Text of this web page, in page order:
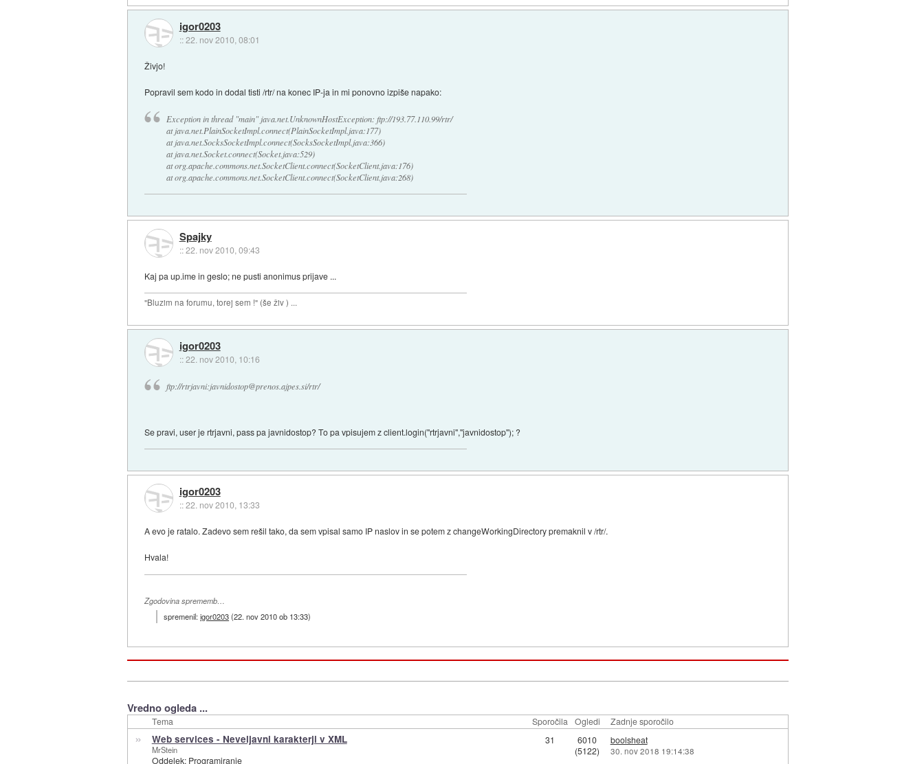
igor0203
::22. nov 2010, 08:01
Živjo!
Popravil sem kodo in dodal tisti /rtr/ na konec IP-ja in mi ponovno izpiše napako:
Exception in thread "main" java.net.UnknownHostException: ftp://193.77.110.99/rtr/
at java.net.PlainSocketImpl.connect(PlainSocketImpl.java:177)
at java.net.SocksSocketImpl.connect(SocksSocketImpl.java:366)
at java.net.Socket.connect(Socket.java:529)
at org.apache.commons.net.SocketClient.connect(SocketClient.java:176)
at org.apache.commons.net.SocketClient.connect(SocketClient.java:268)
Spajky
::22. nov 2010, 09:43
Kaj pa up.ime in geslo; ne pusti anonimus prijave ...
"Bluzim na forumu, torej sem !" (še živ ) ...
igor0203
::22. nov 2010, 10:16
ftp://rtrjavni:javnidostop@prenos.ajpes.si/rtr/
Se pravi, user je rtrjavni, pass pa javnidostop? To pa vpisujem z client.login("rtrjavni","javnidostop"); ?
igor0203
::22. nov 2010, 13:33
A evo je ratalo. Zadevo sem rešil tako, da sem vpisal samo IP naslov in se potem z changeWorkingDirectory premaknil v /rtr/.
Hvala!
Zgodovina sprememb…
spremenil:igor0203(22. nov 2010 ob 13:33)
Vredno ogleda ...
Tema Sporočila Ogledi Zadnje sporočilo
» Web services - Neveljavni karakterji v XML
MrStein
Oddelek: Programiranje
31
6010
(5122)
boolsheat
30. nov 2018 19:14:38